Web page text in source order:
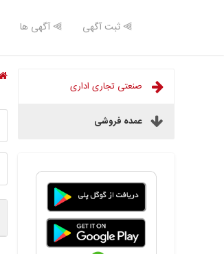
⫸ ثبت آگهی ⫸ آگهی ها
صنعتی تجاری اداری
عمده فروشی